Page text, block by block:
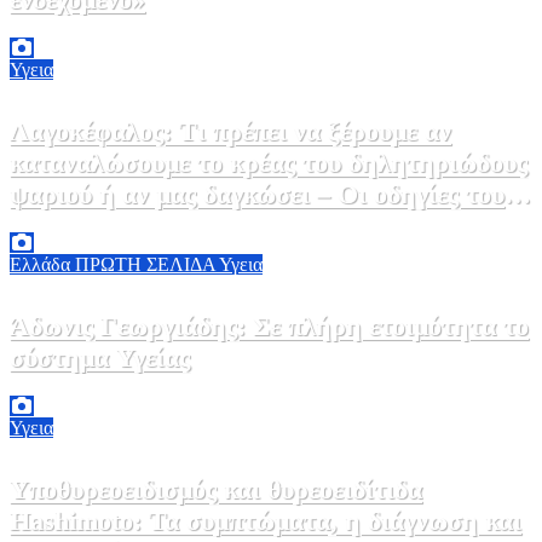
Υγεια
Λαγοκέφαλος: Τι πρέπει να ξέρουμε αν
καταναλώσουμε το κρέας του δηλητηριώδους
ψαριού ή αν μας δαγκώσει – Οι οδηγίες του
ΕΟΔΥ
Ελλάδα ΠΡΩΤΗ ΣΕΛΙΔΑ Υγεια
Άδωνις Γεωργιάδης: Σε πλήρη ετοιμότητα το
σύστημα Υγείας
Υγεια
Υποθυρεοειδισμός και θυρεοειδίτιδα
Hashimoto: Τα συμπτώματα, η διάγνωση και